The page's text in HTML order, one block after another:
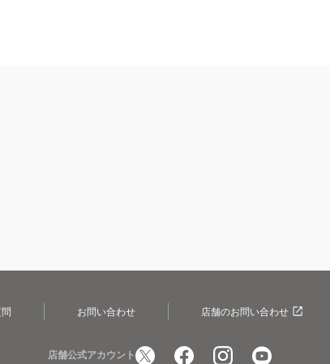
お問い合わせ 店舗のお問い合わせ
店舗公式アカウント